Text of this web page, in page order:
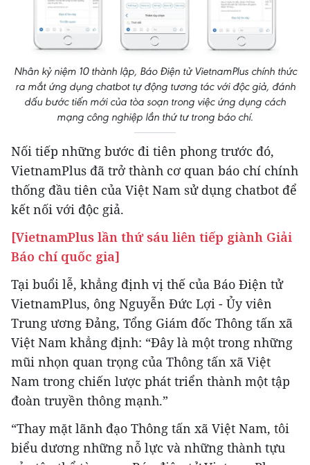
Nhân kỷ niệm 10 thành lập, Báo Điện tử VietnamPlus chính thức
ra mắt ứng dụng chatbot tự động tương tác với độc giả, đánh
dấu bước tiến mới của tòa soạn trong việc ứng dụng cách
mạng công nghiệp lần thứ tư trong báo chí.
Nối tiếp những bước đi tiên phong trước đó,
VietnamPlus đã trở thành cơ quan báo chí chính
thống đầu tiên của Việt Nam sử dụng chatbot để
kết nối với độc giả.
[VietnamPlus lần thứ sáu liên tiếp giành Giải
Báo chí quốc gia]
Tại buổi lễ, khẳng định vị thế của Báo Điện tử
VietnamPlus, ông Nguyễn Đức Lợi - Ủy viên
Trung ương Đảng, Tổng Giám đốc Thông tấn xã
Việt Nam khẳng định: “Đây là một trong những
mũi nhọn quan trọng của Thông tấn xã Việt
Nam trong chiến lược phát triển thành một tập
đoàn truyền thông mạnh.”
“Thay mặt lãnh đạo Thông tấn xã Việt Nam, tôi
biểu dương những nỗ lực và những thành tựu